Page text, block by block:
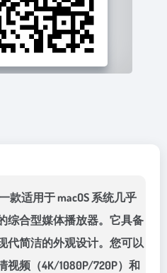
款适用于 macOS 系统几乎
综合型媒体播放器。它具备
代简洁的外观设计。您可以
视频（4K/1080P/720P）和